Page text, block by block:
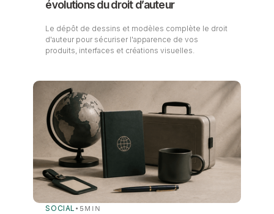
évolutions du droit d’auteur
Le dépôt de dessins et modèles complète le droit
d'auteur pour sécuriser l'apparence de vos
produits, interfaces et créations visuelles.
SOCIAL • 5MIN